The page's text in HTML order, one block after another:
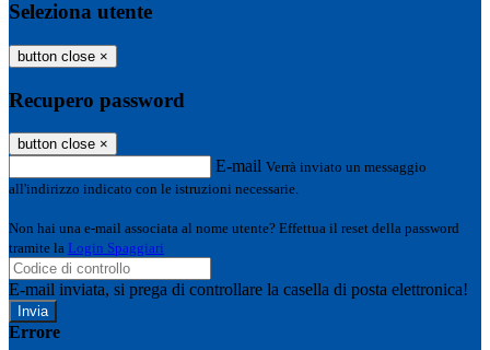
Seleziona utente
button close ×
Recupero password
button close ×
E-mail Verrà inviato un messaggio
all'indirizzo indicato con le istruzioni necessarie.
Non hai una e-mail associata al nome utente? Effettua il reset della password
tramite la Login Spaggiari
E-mail inviata, si prega di controllare la casella di posta elettronica!
Errore